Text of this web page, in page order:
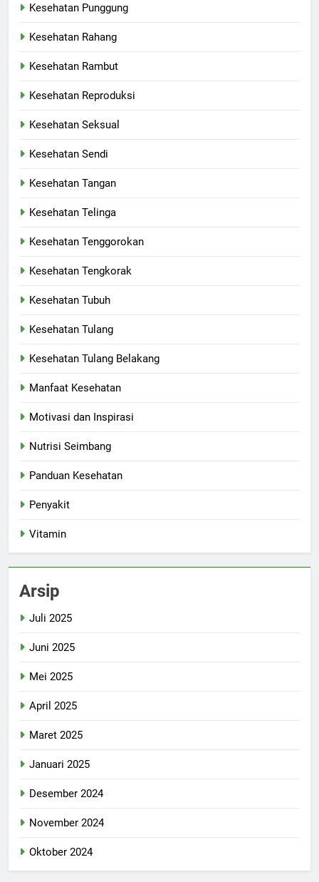
Kesehatan Punggung
Kesehatan Rahang
Kesehatan Rambut
Kesehatan Reproduksi
Kesehatan Seksual
Kesehatan Sendi
Kesehatan Tangan
Kesehatan Telinga
Kesehatan Tenggorokan
Kesehatan Tengkorak
Kesehatan Tubuh
Kesehatan Tulang
Kesehatan Tulang Belakang
Manfaat Kesehatan
Motivasi dan Inspirasi
Nutrisi Seimbang
Panduan Kesehatan
Penyakit
Vitamin
Arsip
Juli 2025
Juni 2025
Mei 2025
April 2025
Maret 2025
Januari 2025
Desember 2024
November 2024
Oktober 2024